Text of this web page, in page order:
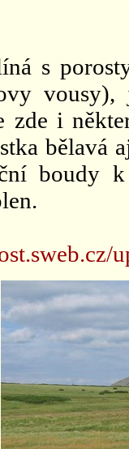
s
zde i
bělavá
boudy